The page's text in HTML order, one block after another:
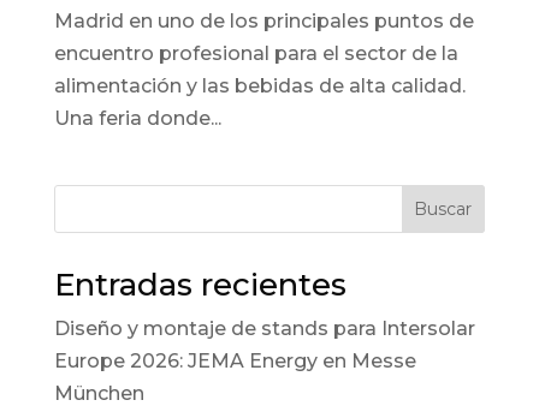
Madrid en uno de los principales puntos de
encuentro profesional para el sector de la
alimentación y las bebidas de alta calidad.
Una feria donde...
Buscar
Entradas recientes
Diseño y montaje de stands para Intersolar
Europe 2026: JEMA Energy en Messe
München